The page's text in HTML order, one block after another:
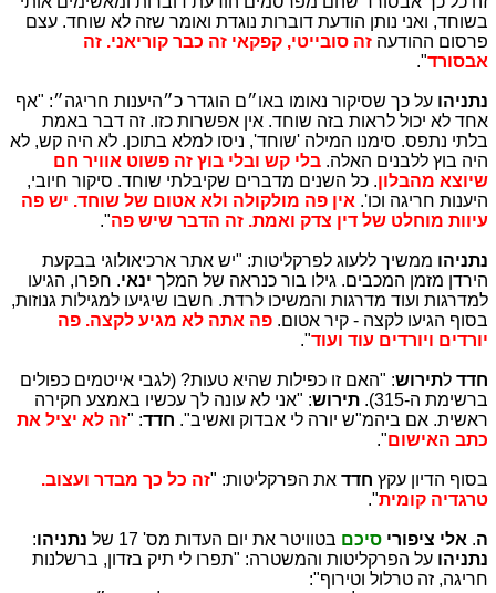
בשוחד, ואני נותן הודעת דוברות נוגדת ואומר שזה לא שוחד. עצם
פרסום ההודעה זה סובייטי, קפקאי זה כבר קוריאני. זה
אבסורד".
נתניהו על כך שסיקור נאומו באו״ם הוגדר כ״היענות חריגה״: "אף
אחד לא יכול לראות בזה שוחד. אין אפשרות כזו. זה דבר באמת
בלתי נתפס. סימנו המילה 'שוחד', ניסו למלא בתוכן. לא היה קש, לא
היה בוץ ללבנים האלה. בלי קש ובלי בוץ זה פשוט אוויר חם
שיוצא מהבלון. כל השנים מדברים שקיבלתי שוחד. סיקור חיובי,
היענות חריגה וכו'. אין פה מולקולה ולא אטום של שוחד. יש פה
עיוות מוחלט של דין צדק ואמת. זה הדבר שיש פה".
נתניהו ממשיך ללעוג לפרקליטות: "יש אתר ארכיאולוגי בבקעת
הירדן מזמן המכבים. גילו בור כנראה של המלך ינאי. חפרו, הגיעו
למדרגות ועוד מדרגות והמשיכו לרדת. חשבו שיגיעו למגילות גנוזות,
בסוף הגיעו לקצה - קיר אטום. פה אתה לא מגיע לקצה. פה
יורדים ויורדים עוד ועוד".
חדד לתירוש: "האם זו כפילות שהיא טעות? (לגבי אייטמים כפולים
ברשימת ה-315).
תירוש: "אני לא עונה לך עכשיו באמצע חקירה
ראשית. אם ביהמ"ש יורה לי אבדוק ואשיב". חדד: "זה לא יציל את
כתב האישום".
בסוף הדיון עקץ חדד את הפרקליטות: "זה כל כך מבדר ועצוב.
טרגדיה קומית".
ה. אלי ציפורי סיכם בטוויטר את יום העדות מס' 17 של נתניהו:
נתניהו על הפרקליטות והמשטרה: "תפרו לי תיק בזדון, ברשלנות
חריגה, זה טרלול וטירוף":